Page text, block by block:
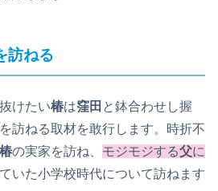
訪ねる
けたい椿は窪田 と鉢合わせし握
訪ねる取材を敢行します。時折不
椿の実家を訪ね、 モジモジする父に
いた小学校時代について訪ねます